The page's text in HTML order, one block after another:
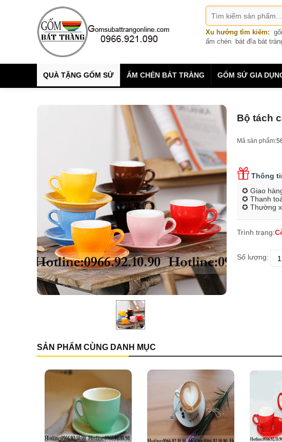
Xu hướng tìm kiếm:
ấm chén
bát đĩa bát
QUÀ TẶNG GỐM SỨ ẤM CHÉN BÁT TRÀNG GỐM SỨ GIA
Bộ tách
Mã sản phẩm:
Thông tin
✪ Giao
✪ Thanh
✪ Thường
Trình trạng:
Số lượng:
SẢN PHẨM CÙNG DANH MỤC